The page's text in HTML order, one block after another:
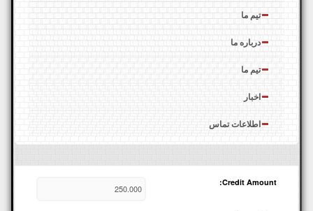
تیم ما
درباره‌ ما
تیم ما
اخبار
اطلاعات تماس
Credit Amount: